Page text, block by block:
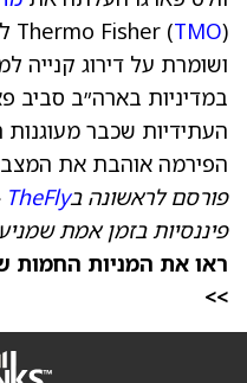
Thermo Fisher (TMO
ושומרת על דירוג קנייה
במדיניות בארה״ב סביב
העתידיות שכבר
הפירמה אוהבת את המצב
פורסם לראשונה בTheFly
פיננסיות בזמן אמת
>>